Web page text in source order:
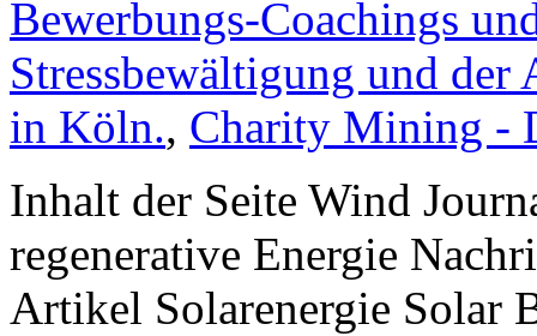
Bewerbungs-Coachings
Stressbewältigung und
in Köln., Charity Mining -
Inhalt der Seite Wind
regenerative Energie
Artikel Solarenergie Solar